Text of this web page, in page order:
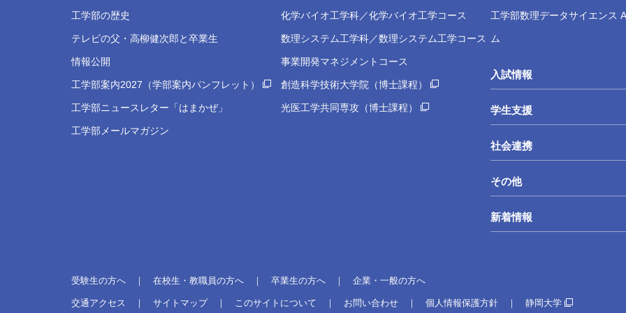
工学部の歴史
テレビの父・高柳健次郎と卒業生
情報公開
工学部案内2027（学部案内パンフレット）
工学部ニュースレター「はまかぜ」
工学部メールマガジン
化学バイオ工学科／化学バイオ工学コース
数理システム工学科／数理システム工学コース
事業開発マネジメントコース
創造科学技術大学院（博士課程）
光医工学共同専攻（博士課程）
工学部数理データサイエンス
ム
入試情報
学生支援
社会連携
その他
新着情報
受験生の方へ 在校生・教職員の方へ 卒業生の方へ 企業・一般の方へ
交通アクセス サイトマップ このサイトについて お問い合わせ 個人情報保護方針 静岡大学